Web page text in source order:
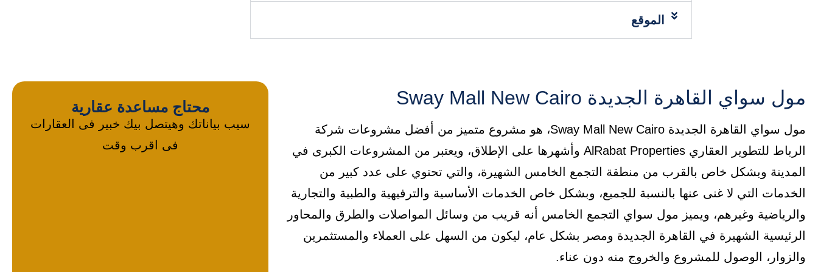
الموقع
مول سواي القاهرة الجديدة Sway Mall New Cairo
مول سواي القاهرة الجديدة Sway Mall New Cairo، هو مشروع متميز من أفضل مشروعات شركة
الرباط للتطوير العقاري AlRabat Properties وأشهرها على الإطلاق، ويعتبر من المشروعات الكبرى في
المدينة وبشكل خاص بالقرب من منطقة التجمع الخامس الشهيرة، والتي تحتوي على عدد كبير من
الخدمات التي لا غنى عنها بالنسبة للجميع، وبشكل خاص الخدمات الأساسية والترفيهية والطبية والتجارية
والرياضية وغيرهم، ويميز مول سواي التجمع الخامس أنه قريب من وسائل المواصلات والطرق والمحاور
الرئيسية الشهيرة في القاهرة الجديدة ومصر بشكل عام، ليكون من السهل على العملاء والمستثمرين
والزوار، الوصول للمشروع والخروج منه دون عناء.
محتاج مساعدة عقارية
سيب بياناتك وهيتصل بيك خبير فى العقارات
فى اقرب وقت